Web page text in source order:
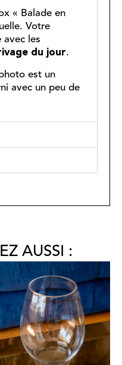
« Balade en
Votre
avec les
du jour.
est un
avec un peu de
AUSSI :